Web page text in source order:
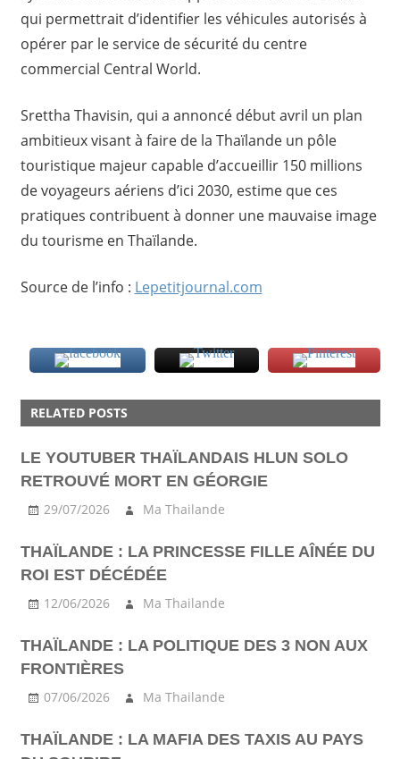
qui permettrait d’identifier les véhicules autorisés à
opérer par le service de sécurité du centre
commercial Central World.
Srettha Thavisin, qui a annoncé début avril un plan
ambitieux visant à faire de la Thaïlande un pôle
touristique majeur capable d’accueillir 150 millions
de voyageurs aériens d’ici 2030, estime que ces
pratiques contribuent à donner une mauvaise image
du tourisme en Thaïlande.
Source de l’info : Lepetitjournal.com
TRANSPORT
RELATED POSTS
LE YOUTUBER THAÏLANDAIS HLUN SOLO
RETROUVÉ MORT EN GÉORGIE
29/07/2026 Ma Thailande
THAÏLANDE : LA PRINCESSE FILLE AÎNÉE DU
ROI EST DÉCÉDÉE
12/06/2026 Ma Thailande
THAÏLANDE : LA POLITIQUE DES 3 NON AUX
FRONTIÈRES
07/06/2026 Ma Thailande
THAÏLANDE : LA MAFIA DES TAXIS AU PAYS